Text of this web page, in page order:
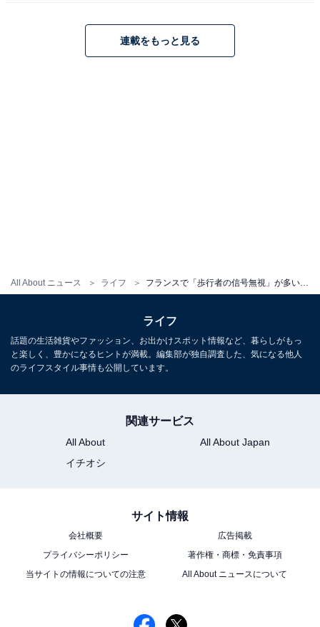
All About ニュース ライフ
ドライバーは肩身が狭い？ 変わる
「フランス人は10着しか服を持たない」は本当
か。美意識だけではない、“住宅事情”による意
1 2
連載をもっと見る
ライフ
話題の生活雑貨やファッション、お出かけスポット情報など、暮らしがもっ
と楽しく、豊かになるヒントが満載。編集部が独自調査した、気になる他人
のライフスタイル事情も公開しています。
関連サービス
All About
All About Japan
イチオシ
サイト情報
会社概要
広告掲載
プライバシーポリシー
著作権・商標・免責事項
当サイトの情報についての注意
All About ニュースについて